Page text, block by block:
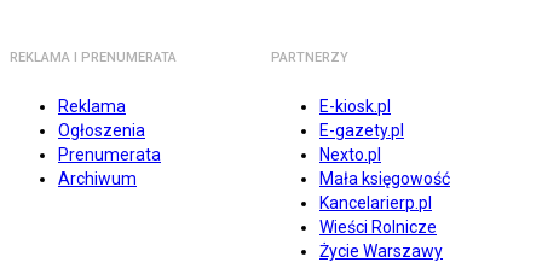
REKLAMA I PRENUMERATA
Reklama
Ogłoszenia
Prenumerata
Archiwum
PARTNERZY
E-kiosk.pl
E-gazety.pl
Nexto.pl
Mała księgowość
Kancelarierp.pl
Wieści Rolnicze
Życie Warszawy